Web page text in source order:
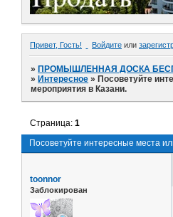
Привет, Гость! Войдите или
»ПРОМЫШЛЕННАЯ ДОСКА
»Интересное »Посоветуйте
мероприятия в Казани.
Посоветуйте интересные места
Страница:1
toonnor
Заблокирован